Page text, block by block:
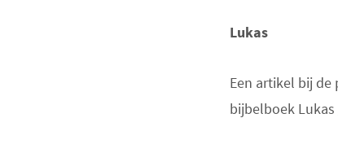
Lukas
Een artikel bij de
bijbelboek Lukas